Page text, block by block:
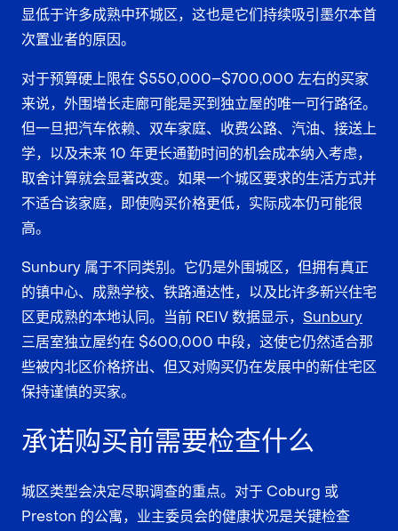
显低于许多成熟中环城区，这也是它们持续吸引墨尔本首
次置业者的原因。
对于预算硬上限在 $550,000–$700,000 左右的买家
来说，外围增长走廊可能是买到独立屋的唯一可行路径。
但一旦把汽车依赖、双车家庭、收费公路、汽油、接送上
学，以及未来 10 年更长通勤时间的机会成本纳入考虑，
取舍计算就会显著改变。如果一个城区要求的生活方式并
不适合该家庭，即使购买价格更低，实际成本仍可能很
高。
Sunbury 属于不同类别。它仍是外围城区，但拥有真正
的镇中心、成熟学校、铁路通达性，以及比许多新兴住宅
区更成熟的本地认同。当前 REIV 数据显示， Sunbury
三居室独立屋约在 $600,000 中段，这使它仍然适合那
些被内北区价格挤出、但又对购买仍在发展中的新住宅区
保持谨慎的买家。
承诺购买前需要检查什么
城区类型会决定尽职调查的重点。对于 Coburg 或
Preston 的公寓，业主委员会的健康状况是关键检查